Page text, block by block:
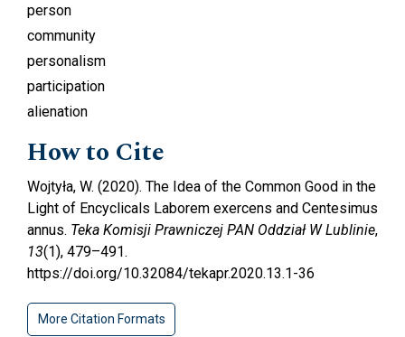
person
community
personalism
participation
alienation
How to Cite
Wojtyła, W. (2020). The Idea of the Common Good in the
Light of Encyclicals Laborem exercens and Centesimus
annus. Teka Komisji Prawniczej PAN Oddział W Lublinie,
13(1), 479–491.
https://doi.org/10.32084/tekapr.2020.13.1-36
More Citation Formats